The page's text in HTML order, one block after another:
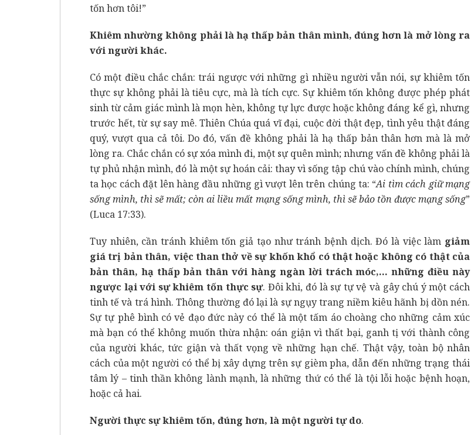
tốn hơn tôi!”
Khiêm nhường không phải là hạ thấp bản thân mình, đúng hơn là mở lòng ra
với người khác.
Có một điều chắc chắn: trái ngược với những gì nhiều người vẫn nói, sự khiêm tốn
thực sự không phải là tiêu cực, mà là tích cực. Sự khiêm tốn không được phép phát
sinh từ cảm giác mình là mọn hèn, không tự lực được hoặc không đáng kể gì, nhưng
trước hết, từ sự say mê. Thiên Chúa quá vĩ đại, cuộc đời thật đẹp, tình yêu thật đáng
quý, vượt qua cả tôi. Do đó, vấn đề không phải là hạ thấp bản thân hơn mà là mở
lòng ra. Chắc chắn có sự xóa mình đi, một sự quên mình; nhưng vấn đề không phải là
tự phủ nhận mình, đó là một sự hoán cải: thay vì sống tập chú vào chính mình, chúng
ta học cách đặt lên hàng đầu những gì vượt lên trên chúng ta: “Ai tìm cách giữ mạng
sống mình, thì sẽ mất; còn ai liều mất mạng sống mình, thì sẽ bảo tồn được mạng sống”
(Luca 17:33).
Tuy nhiên, cần tránh khiêm tốn giả tạo như tránh bệnh dịch. Đó là việc làm giảm
giá trị bản thân, việc than thở về sự khốn khổ có thật hoặc không có thật của
bản thân, hạ thấp bản thân với hàng ngàn lời trách móc,… những điều này
ngược lại với sự khiêm tốn thực sự. Đôi khi, đó là sự tự vệ và gây chú ý một cách
tinh tế và trá hình. Thông thường đó lại là sự ngụy trang niềm kiêu hãnh bị dồn nén.
Sự tự phê bình có vẻ đạo đức này có thể là một tấm áo choàng cho những cảm xúc
mà bạn có thể không muốn thừa nhận: oán giận vì thất bại, ganh tị với thành công
của người khác, tức giận và thất vọng về những hạn chế. Thật vậy, toàn bộ nhân
cách của một người có thể bị xây dựng trên sự gièm pha, dẫn đến những trạng thái
tâm lý – tinh thần không lành mạnh, là những thứ có thể là tội lỗi hoặc bệnh hoạn,
hoặc cả hai.
Người thực sự khiêm tốn, đúng hơn, là một người tự do.